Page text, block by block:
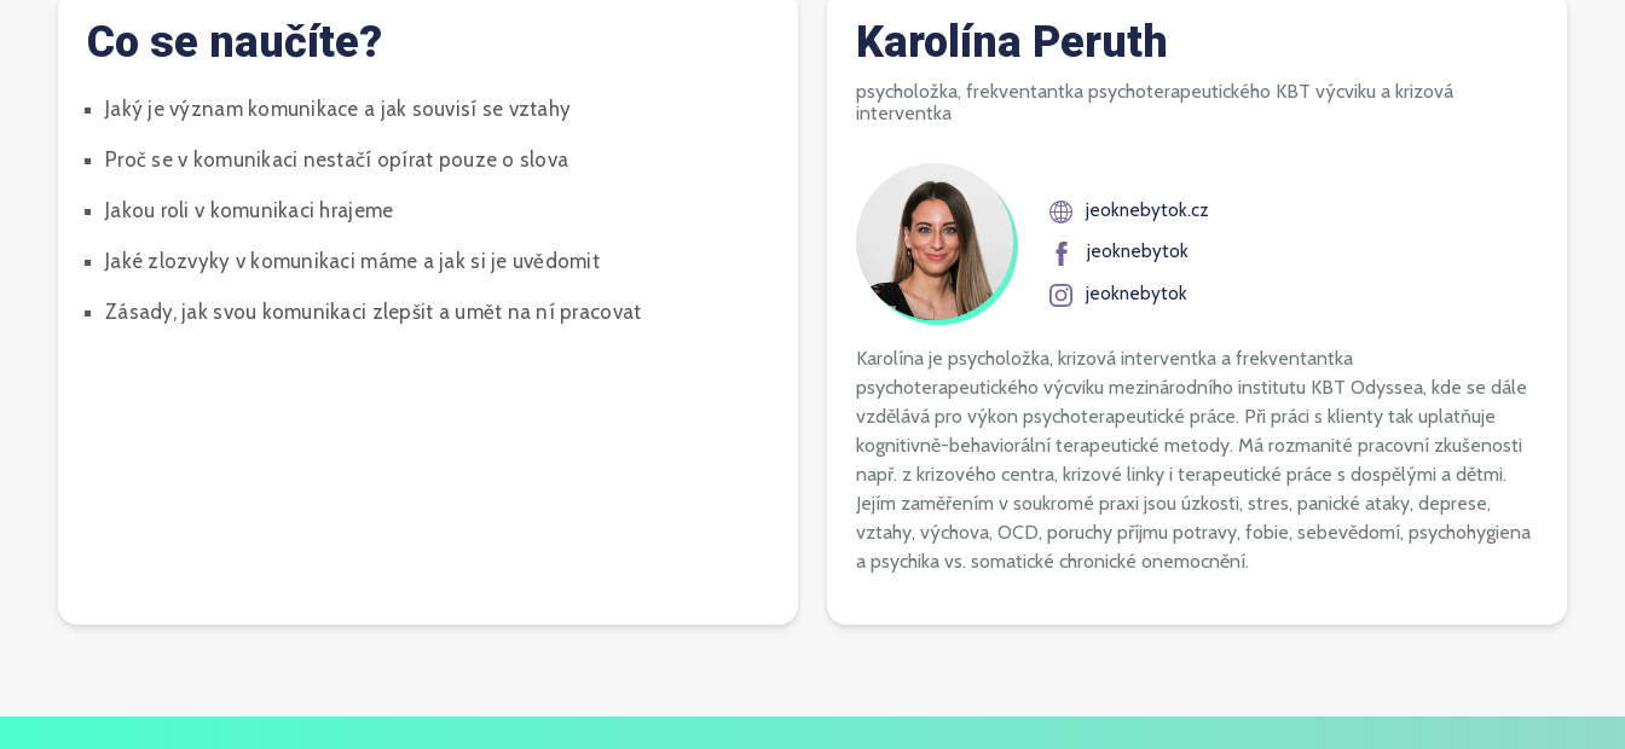
Co se naučíte?
Jaký je význam komunikace a jak souvisí se vztahy
Proč se v komunikaci nestačí opírat pouze o slova
Jakou roli v komunikaci hrajeme
Jaké zlozvyky v komunikaci máme a jak si je uvědomit
Zásady, jak svou komunikaci zlepšit a umět na ní pracovat
Karolína Peruth
psycholožka, frekventantka psychoterapeutického KBT výcviku a krizová
interventka
jeoknebytok.cz
jeoknebytok
jeoknebytok
Karolína je psycholožka, krizová interventka a frekventantka
psychoterapeutického výcviku mezinárodního institutu KBT Odyssea, kde se dále
vzdělává pro výkon psychoterapeutické práce. Při práci s klienty tak uplatňuje
kognitivně-behaviorální terapeutické metody. Má rozmanité pracovní zkušenosti
např. z krizového centra, krizové linky i terapeutické práce s dospělými a dětmi.
Jejím zaměřením v soukromé praxi jsou úzkosti, stres, panické ataky, deprese,
vztahy, výchova, OCD, poruchy příjmu potravy, fobie, sebevědomí, psychohygiena
a psychika vs. somatické chronické onemocnění.